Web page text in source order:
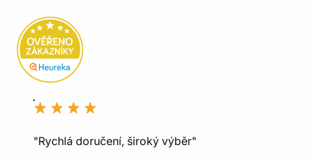
"Rychlá doručení, široký výběr"